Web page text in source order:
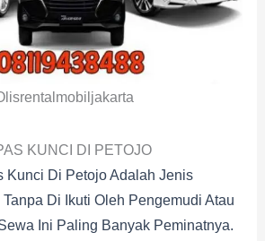
KUNCI DI PETOJO
Kunci Di Petojo Adalah Jenis
Di Ikuti Oleh Pengemudi Atau
Ini Paling Banyak Peminatnya.